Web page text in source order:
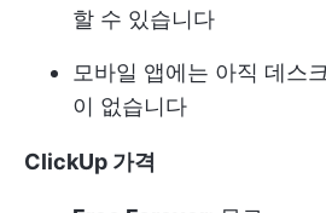
할 수 있습니다
모바일 앱에는 아직 데스
이 없습니다
ClickUp 가격